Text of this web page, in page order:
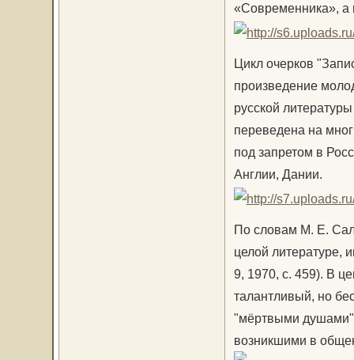
«Современника», а
Цикл очерков
произведение
русской
переведена на
под запретом в
Англии, Дании.
По словам М. Е.
целой литературе,
9, 1970, с. 459). В
талантливый, но
"мёртвыми душами"
возникшими в